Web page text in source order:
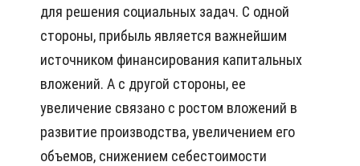
для решения социальных задач. С одной
стороны, прибыль является важнейшим
источником финансирования капитальных
вложений. А с другой стороны, ее
увеличение связано с ростом вложений в
развитие производства, увеличением его
объемов, снижением себестоимости